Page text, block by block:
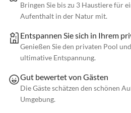
Bringen Sie bis zu 3 Haustiere für
Aufenthalt in der Natur mit.
Entspannen Sie sich in Ihrem
Genießen Sie den privaten Pool
ultimative Entspannung.
Gut bewertet von Gästen
Die Gäste schätzen den schönen
Umgebung.